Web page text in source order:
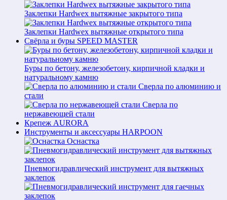
Заклепки Hardwex вытяжные закрытого типа
Заклепки Hardwex вытяжные открытого типа
Свёрла и буры SPEED MASTER
Буры по бетону, железобетону, кирпичной кладки и
натуральному камню
Сверла по алюминию и
стали
Сверла по
нержавеющей стали
Крепеж AURORA
Инструменты и аксессуары HARPOON
Оснастка
Пневмогидравлический инструмент для вытяжных
заклепок